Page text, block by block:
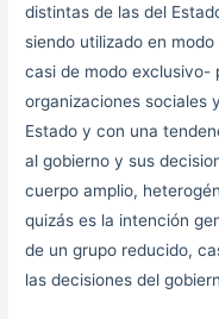
distintas de las del
siendo utilizado en
casi de modo exclusivo-
organizaciones sociales
Estado y con una
al gobierno y sus
cuerpo amplio,
quizás es la intención
de un grupo reducido,
las decisiones del